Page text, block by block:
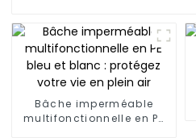
Bâche imperméable
multifonctionnelle en PE